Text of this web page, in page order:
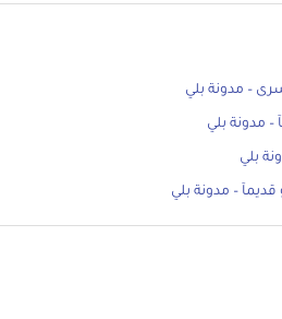
– مدونة بلي
– مدونة بلي
بلي
– مدونة بلي